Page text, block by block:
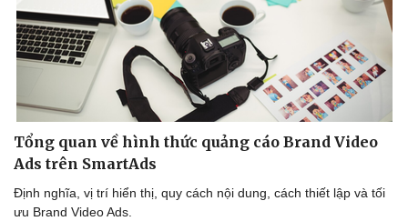
Tổng quan về hình thức quảng cáo Brand Video
Ads trên SmartAds
Định nghĩa, vị trí hiển thị, quy cách nội dung, cách thiết lập và tối
ưu Brand Video Ads.